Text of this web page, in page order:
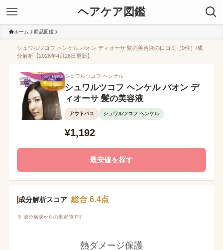
ヘアケア図鑑
ホーム 商品図鑑
シュワルツコフ ヘンケル パオン ディオーサ 髪の美容液の口コミ（0件）/成
分解析【2026年4月26日更新】
シュワルツコフ ヘンケル
シュワルツコフ ヘンケル パオン デ
ィオーサ 髪の美容液
アウトバス シュワルツコフ ヘンケル
¥1,192
最安値を探す
成分解析スコア 総合 6.4点
※ 成分構成からの推定値です
熱ダメージ保護